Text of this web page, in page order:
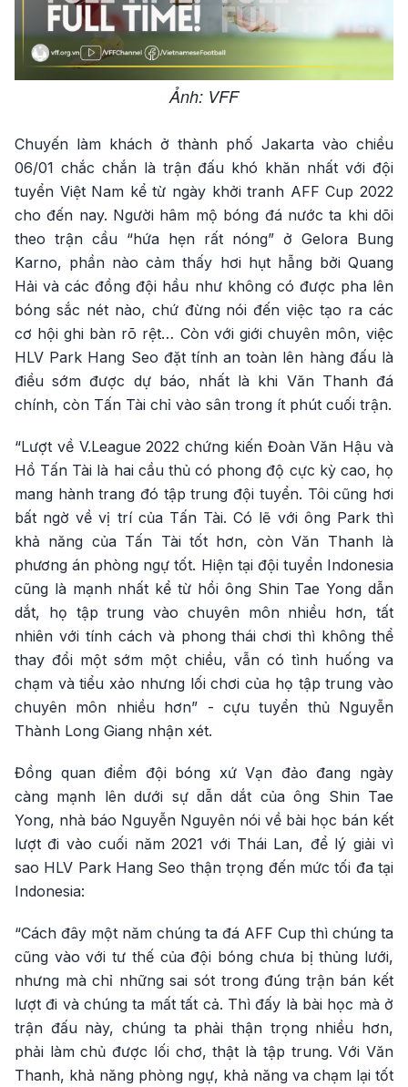
Ảnh: VFF
Chuyến làm khách ở thành phố Jakarta vào chiều
06/01 chắc chắn là trận đấu khó khăn nhất với đội
tuyển Việt Nam kể từ ngày khởi tranh AFF Cup 2022
cho đến nay. Người hâm mộ bóng đá nước ta khi dõi
theo trận cầu “hứa hẹn rất nóng” ở Gelora Bung
Karno, phần nào cảm thấy hơi hụt hẫng bởi Quang
Hải và các đồng đội hầu như không có được pha lên
bóng sắc nét nào, chứ đừng nói đến việc tạo ra các
cơ hội ghi bàn rõ rệt… Còn với giới chuyên môn, việc
HLV Park Hang Seo đặt tính an toàn lên hàng đấu là
điều sớm được dự báo, nhất là khi Văn Thanh đá
chính, còn Tấn Tài chỉ vào sân trong ít phút cuối trận.
“Lượt về V.League 2022 chứng kiến Đoàn Văn Hậu và
Hồ Tấn Tài là hai cầu thủ có phong độ cực kỳ cao, họ
mang hành trang đó tập trung đội tuyển. Tôi cũng hơi
bất ngờ về vị trí của Tấn Tài. Có lẽ với ông Park thì
khả năng của Tấn Tài tốt hơn, còn Văn Thanh là
phương án phòng ngự tốt. Hiện tại đội tuyển Indonesia
cũng là mạnh nhất kể từ hồi ông Shin Tae Yong dẫn
dắt, họ tập trung vào chuyên môn nhiều hơn, tất
nhiên với tính cách và phong thái chơi thì không thể
thay đổi một sớm một chiều, vẫn có tình huống va
chạm và tiểu xảo nhưng lối chơi của họ tập trung vào
chuyên môn nhiều hơn” - cựu tuyển thủ Nguyễn
Thành Long Giang nhận xét.
Đồng quan điểm đội bóng xứ Vạn đảo đang ngày
càng mạnh lên dưới sự dẫn dắt của ông Shin Tae
Yong, nhà báo Nguyễn Nguyên nói về bài học bán kết
lượt đi vào cuối năm 2021 với Thái Lan, để lý giải vì
sao HLV Park Hang Seo thận trọng đến mức tối đa tại
Indonesia:
“Cách đây một năm chúng ta đá AFF Cup thì chúng ta
cũng vào với tư thế của đội bóng chưa bị thủng lưới,
nhưng mà chỉ những sai sót trong đúng trận bán kết
lượt đi và chúng ta mất tất cả. Thì đấy là bài học mà ở
trận đấu này, chúng ta phải thận trọng nhiều hơn,
phải làm chủ được lối chơ, thật là tập trung. Với Văn
Thanh, khả năng phòng ngự, khả năng va chạm lại tốt